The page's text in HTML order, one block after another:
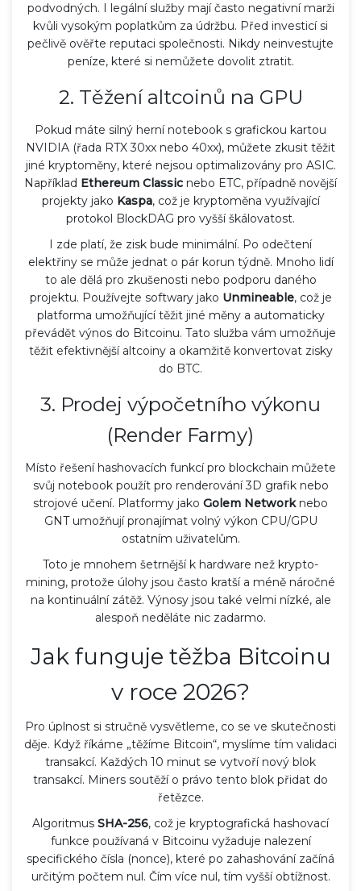
podvodných. I legální služby mají často negativní marži
kvůli vysokým poplatkům za údržbu. Před investicí si
pečlivě ověřte reputaci společnosti. Nikdy neinvestujte
peníze, které si nemůžete dovolit ztratit.
2. Těžení altcoinů na GPU
Pokud máte silný herní notebook s grafickou kartou
NVIDIA (řada RTX 30xx nebo 40xx), můžete zkusit těžit
jiné kryptoměny, které nejsou optimalizovány pro ASIC.
Například Ethereum Classic nebo ETC, případně novější
projekty jako Kaspa, což je kryptoměna využívající
protokol BlockDAG pro vyšší škálovatost.
I zde platí, že zisk bude minimální. Po odečtení
elektřiny se může jednat o pár korun týdně. Mnoho lidí
to ale dělá pro zkušenosti nebo podporu daného
projektu. Používejte softwary jako Unmineable, což je
platforma umožňující těžit jiné měny a automaticky
převádět výnos do Bitcoinu. Tato služba vám umožňuje
těžit efektivnější altcoiny a okamžitě konvertovat zisky
do BTC.
3. Prodej výpočetního výkonu
(Render Farmy)
Místo řešení hashovacích funkcí pro blockchain můžete
svůj notebook použít pro renderování 3D grafik nebo
strojové učení. Platformy jako Golem Networknebo
GNTumožňují pronajímat volný výkon CPU/GPU
ostatním uživatelům.
Toto je mnohem šetrnější k hardware než krypto-
mining, protože úlohy jsou často kratší a méně náročné
na kontinuální zátěž. Výnosy jsou také velmi nízké, ale
alespoň neděláte nic zadarmo.
Jak funguje těžba Bitcoinu
v roce 2026?
Pro úplnost si stručně vysvětleme, co se ve skutečnosti
děje. Když říkáme „těžíme Bitcoin“, myslíme tím validaci
transakcí. Každých 10 minut se vytvoří nový blok
transakcí. Miners soutěží o právo tento blok přidat do
řetězce.
Algoritmus SHA-256, což je kryptografická hashovací
funkce používaná v Bitcoinu vyžaduje nalezení
specifického čísla (nonce), které po zahashování začíná
určitým počtem nul. Čím více nul, tím vyšší obtížnost.